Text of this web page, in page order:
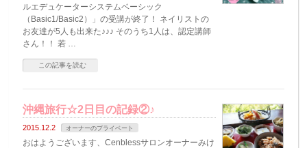
ルエデュケーターシステムベーシック
（Basic1/Basic2）」の受講が終了！ ネイリストの
お友達が5人も出来た♪♪♪ そのうち1人は、認定講師
さん！！ 若 …
この記事を読む
沖縄旅行☆2日目の記録②♪
2015.12.2 オーナーのプライベート
おはようございます、Cenblessサロンオーナーみけ